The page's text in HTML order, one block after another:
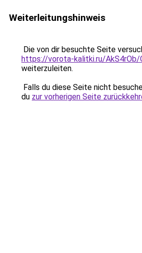
Weiterleitungshinweis
Die von dir besuchte Seite
https://vorota-kalitki.ru/AkS4rOb/
weiterzuleiten.
Falls du diese Seite nicht
du zur vorherigen Seite